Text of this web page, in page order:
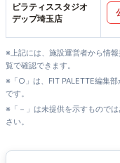
ピラティススタジオ
デップ埼玉店
※上記には、施設運営者から情
覧で確認できます。
※「○」は、FIT PALETTE編集
です。
※「－」は未提供を示すもので
さい。